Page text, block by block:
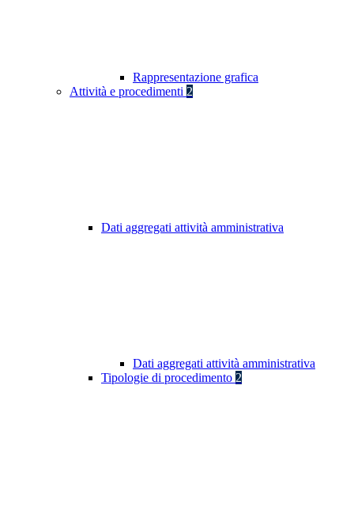
Rappresentazione grafica
Attività e procedimenti 2
Dati aggregati attività amministrativa
Dati aggregati attività amministrativa
Tipologie di procedimento 2